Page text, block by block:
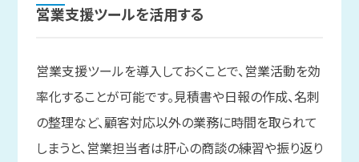
営業支援ツールを活用する
営業支援ツールを導入しておくことで、営業活動を効
率化することが可能です。見積書や日報の作成、名刺
の整理など、顧客対応以外の業務に時間を取られて
しまうと、営業担当者は肝心の商談の練習や振り返り